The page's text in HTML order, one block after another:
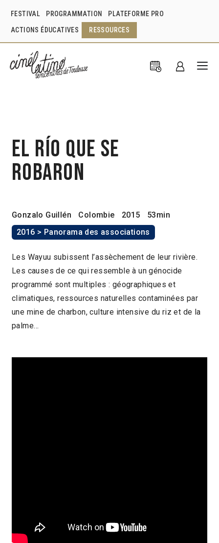
FESTIVAL PROGRAMMATION PLATEFORME PRO
ACTIONS ÉDUCATIVES RESSOURCES
El río que se
robaron
Gonzalo Guillén Colombie 2015
53min
2016 > Panorama des associations
Les Wayuu subissent l’assèchement de leur rivière.
Les causes de ce qui ressemble à un génocide
programmé sont multiples : géographiques et
climatiques, ressources naturelles contaminées par
une mine de charbon, culture intensive du riz et de la
palme…